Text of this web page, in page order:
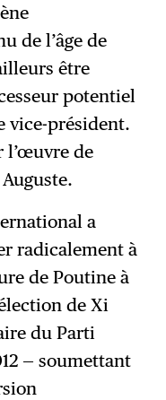
de l’âge de
être
potentiel
vice-président.
l’œuvre de
a
radicalement à
de Poutine à
de Xi
du Parti
— soumettant